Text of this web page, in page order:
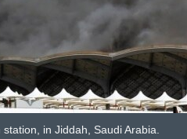
in Jiddah, Saudi Arabia.